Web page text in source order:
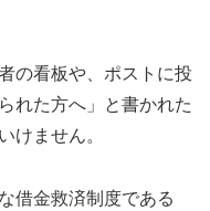
の看板や、ポストに投
れた方へ」と書かれた
けません。
借金救済制度である